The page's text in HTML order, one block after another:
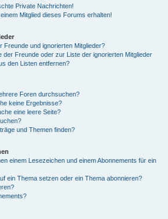
Private Nachrichten!
Mitglied dieses Forums erhalten!
Freunde und ignorierten Mitglieder?
der Freunde oder zur Liste der ignorierten Mitglieder
den Listen entfernen?
Foren durchsuchen?
keine Ergebnisse?
eine leere Seite?
und Themen finden?
einem Lesezeichen und einem Abonnements für ein
ein Thema setzen oder ein Thema abonnieren?